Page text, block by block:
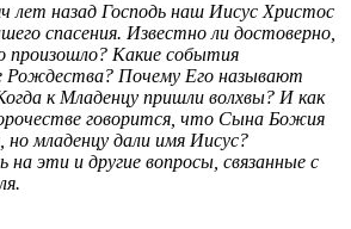
лет назад Господь наш Иисус Христос
спасения. Известно ли достоверно,
произошло? Какие события
Рождества? Почему Его называют
к Младенцу пришли волхвы? И как
говорится, что Сына Божия
младенцу дали имя Иисус?
эти и другие вопросы, связанные с